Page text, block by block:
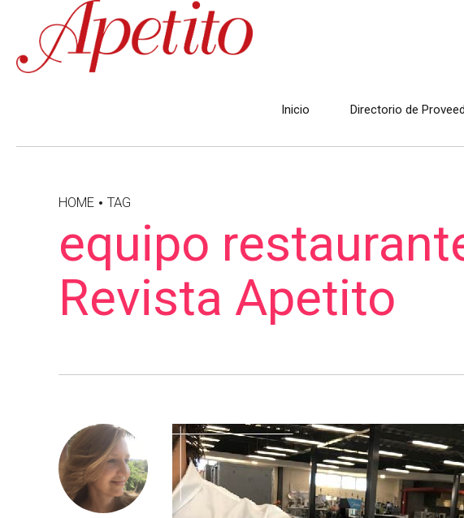
Inicio Directorio de
HOME TAG
equipo
Revista Apetito